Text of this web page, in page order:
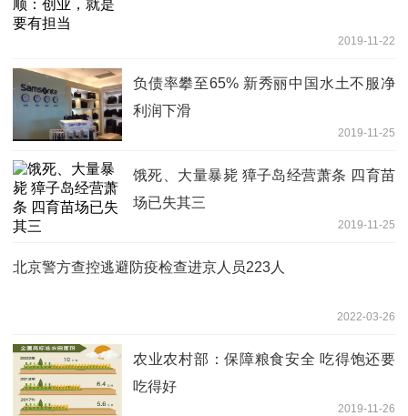
2019-11-22
负债率攀至65% 新秀丽中国水土不服净
利润下滑
2019-11-25
饿死、大量暴毙 獐子岛经营萧条 四育苗
场已失其三
2019-11-25
北京警方查控逃避防疫检查进京人员223人
2022-03-26
农业农村部：保障粮食安全 吃得饱还要
吃得好
2019-11-26